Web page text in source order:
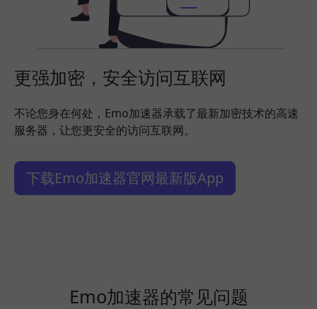
更强加密，安全访问互联网
不论您身在何处，Emo加速器承载了最新加密技术的高速
服务器，让您更安全的访问互联网。
下载Emo加速器官网最新版App
Emo加速器的常见问题